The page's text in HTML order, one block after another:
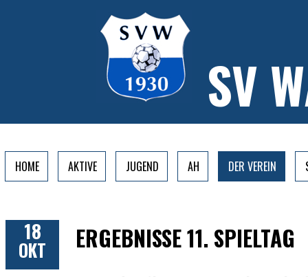
SV
HOME AKTIVE JUGEND AH DER VEREIN
18
OKT ERGEBNISSE 11. SPIELTAG